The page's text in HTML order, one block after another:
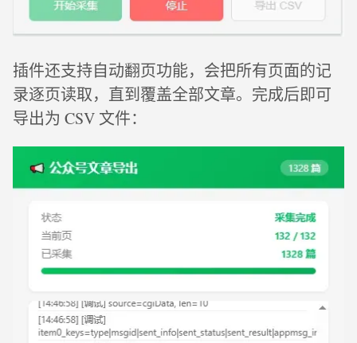
插件还支持自动翻页功能，会把所有页面的记
录逐页读取，直到覆盖全部文章。完成后即可
导出为 CSV 文件：